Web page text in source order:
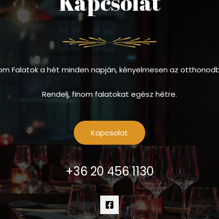
Falatok a hét minden napján, kényelmesen az
Rendelj, finom falatokat egész hétre.
Kapcsolat
+36 20 456 1130